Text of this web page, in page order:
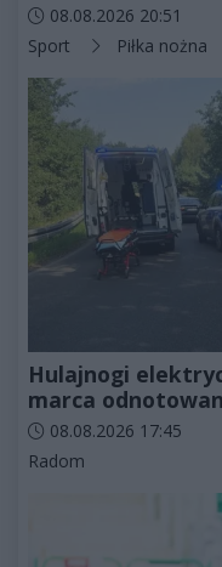
Data dodania artykułu:
08.08.2026 20:51
Kategorie artykułu:
Sport Piłka nożna
Hulajnogi
marca
Data dodania artykułu:
08.08.2026 17:45
Kategorie artykułu:
Radom